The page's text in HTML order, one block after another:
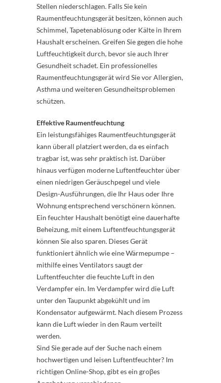
Stellen niederschlagen. Falls Sie kein
Raumentfeuchtungsgerät besitzen, können auch
Schimmel, Tapetenablösung oder Kälte in Ihrem
Haushalt erscheinen. Greifen Sie gegen die hohe
Luftfeuchtigkeit durch, bevor sie auch Ihrer
Gesundheit schadet. Ein professionelles
Raumentfeuchtungsgerät wird Sie vor Allergien,
Asthma und weiteren Gesundheitsproblemen
schützen.
Effektive Raumentfeuchtung
Ein leistungsfähiges Raumentfeuchtungsgerät
kann überall platziert werden, da es einfach
tragbar ist, was sehr praktisch ist. Darüber
hinaus verfügen moderne Luftentfeuchter über
einen niedrigen Geräuschpegel und viele
Design-Ausführungen, die Ihr Haus oder Ihre
Wohnung entsprechend verschönern können.
Ein feuchter Haushalt benötigt eine dauerhafte
Beheizung, mit einem Luftentfeuchtungsgerät
können Sie also sparen. Dieses Gerät
funktioniert ähnlich wie eine Wärmepumpe –
mithilfe eines Ventilators saugt der
Luftentfeuchter die feuchte Luft in den
Verdampfer ein. Im Verdampfer wird die Luft
unter den Taupunkt abgekühlt und im
Kondensator aufgewärmt. Nach diesem Prozess
kann die Luft wieder in den Raum verteilt
werden.
Sind Sie gerade auf der Suche nach einem
hochwertigen und leisen Luftentfeuchter? Im
richtigen Online-Shop, gibt es ein groβes